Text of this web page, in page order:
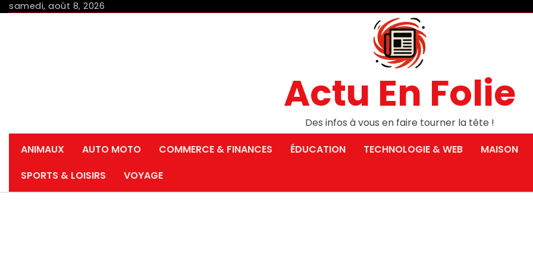
Skipsamedi, août 8, 2026
Actu En Folie
Des infos à vous en faire tourner la tête !
ANIMAUX
AUTO MOTO COMMERCE & FINANCES ÉDUCATION TECHNOLOGIE & WEB MAISON
SPORTS & LOISIRS
VOYAGE